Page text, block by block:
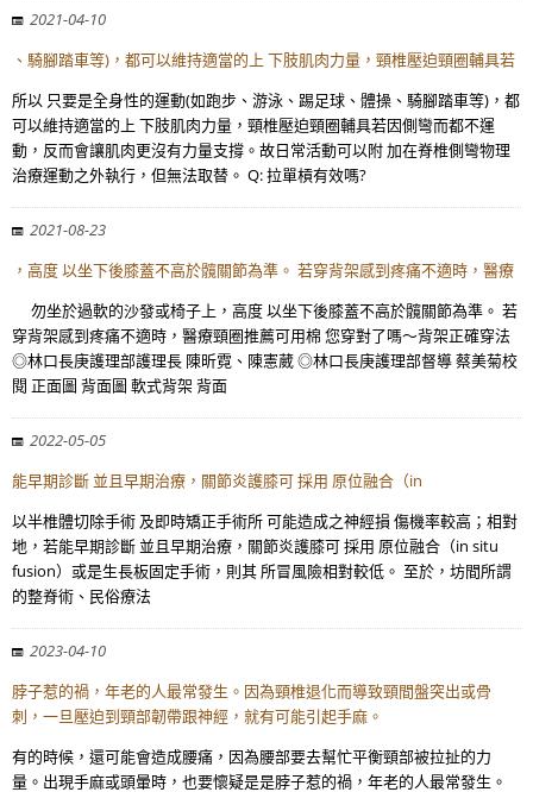
2021-04-10
、騎腳踏車等)，都可以維持適當的上 下肢肌肉力量，頸椎壓迫頸圈輔具若
所以 只要是全身性的運動(如跑步、游泳、踢足球、體操、騎腳踏車等)，都
可以維持適當的上 下肢肌肉力量，頸椎壓迫頸圈輔具若因側彎而都不運
動，反而會讓肌肉更沒有力量支撐。故日常活動可以附 加在脊椎側彎物理
治療運動之外執行，但無法取替。 Q: 拉單槓有效嗎?
2021-08-23
，高度 以坐下後膝蓋不高於髖關節為準。 若穿背架感到疼痛不適時，醫療
勿坐於過軟的沙發或椅子上，高度 以坐下後膝蓋不高於髖關節為準。 若
穿背架感到疼痛不適時，醫療頸圈推薦可用棉 您穿對了嗎～背架正確穿法
◎林口長庚護理部護理長 陳昕霓、陳憲葳 ◎林口長庚護理部督導 蔡美菊校
閱 正面圖 背面圖 軟式背架 背面
2022-05-05
能早期診斷 並且早期治療，關節炎護膝可 採用 原位融合（in
以半椎體切除手術 及即時矯正手術所 可能造成之神經損 傷機率較高；相對
地，若能早期診斷 並且早期治療，關節炎護膝可 採用 原位融合（in situ
fusion）或是生長板固定手術，則其 所冒風險相對較低。 至於，坊間所謂
的整脊術、民俗療法
2023-04-10
脖子惹的禍，年老的人最常發生。因為頸椎退化而導致頸間盤突出或骨
刺，一旦壓迫到頸部韌帶跟神經，就有可能引起手麻。
有的時候，還可能會造成腰痛，因為腰部要去幫忙平衡頸部被拉扯的力
量。出現手麻或頭暈時，也要懷疑是是脖子惹的禍，年老的人最常發生。